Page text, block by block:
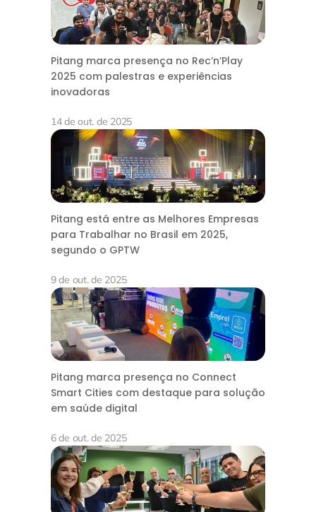
Pitang marca presença no Rec’n’Play
2025 com palestras e experiências
inovadoras
14 de out. de 2025
Pitang está entre as Melhores Empresas
para Trabalhar no Brasil em 2025,
segundo o GPTW
9 de out. de 2025
Pitang marca presença no Connect
Smart Cities com destaque para solução
em saúde digital
6 de out. de 2025